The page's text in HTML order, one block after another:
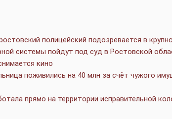
полицейский подозревается в
системы пойдут под суд в Ростовской
кино
поживились на 40 млн за счёт чужого
прямо на территории исправительной